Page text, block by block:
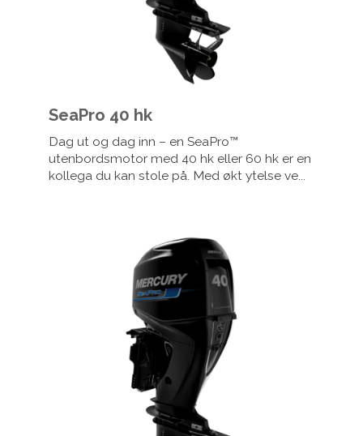
SeaPro 40 hk
Dag ut og dag inn – en SeaPro™
utenbordsmotor med 40 hk eller 60 hk er en
kollega du kan stole på. Med økt ytelse ve...